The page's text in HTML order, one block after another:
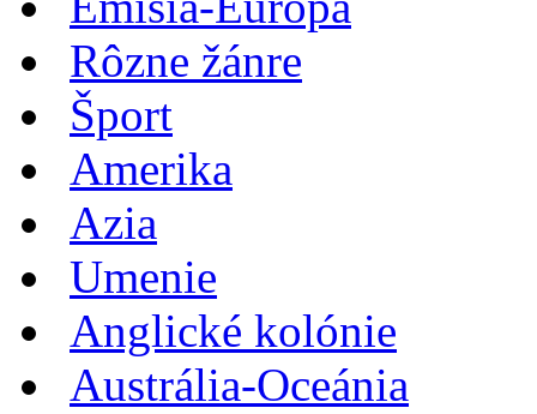
Rôzne žánre
Šport
Amerika
Azia
Umenie
Anglické kolónie
Austrália-Oceánia